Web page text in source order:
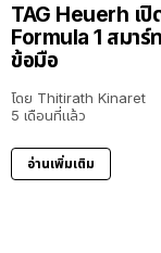
TAG Heuerh เ
Formula 1 สมาร์
ข้อมือ
โดย Thitirath Kinaret
5 เดือนที่แล้ว
อ่านเพิ่มเติม